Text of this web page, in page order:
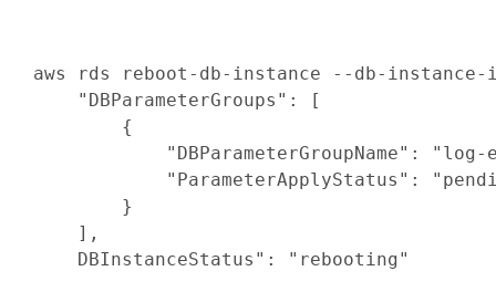
aws rds reboot-db-instance --db-
"DBParameterGroups" :
[
{
"DBParameterGroupName" :
"log-
"ParameterApplyStatus" :
}
] ,
    DBInstanceStatus
": " rebooting"